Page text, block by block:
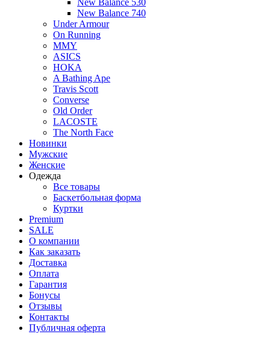
New Balance 530
New Balance 740
Under Armour
On Running
MMY
ASICS
HOKA
A Bathing Ape
Travis Scott
Converse
Old Order
LACOSTE
The North Face
Новинки
Мужские
Женские
Одежда
Все товары
Баскетбольная форма
Куртки
Premium
SALE
О компании
Как заказать
Доставка
Оплата
Гарантия
Бонусы
Отзывы
Контакты
Публичная оферта